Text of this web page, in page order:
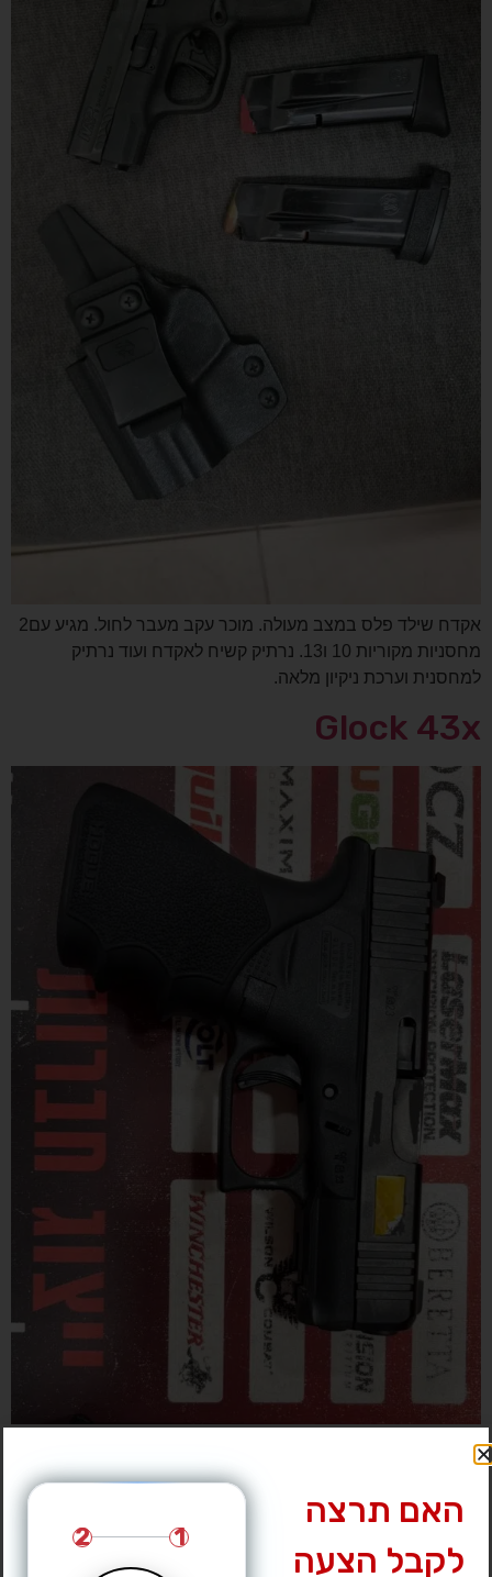
אקדח שילד פלס במצב מעולה. מוכר עקב מעבר לחול. מגיע עם2
מחסניות מקוריות 10 ו13. נרתיק קשיח לאקדח ועוד נרתיק
למחסנית וערכת ניקיון מלאה.
Glock 43x
האם תרצה
לקבל הצעה
1
2